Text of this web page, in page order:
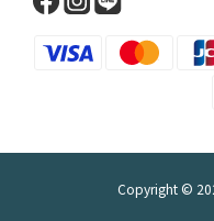
Copyright ©